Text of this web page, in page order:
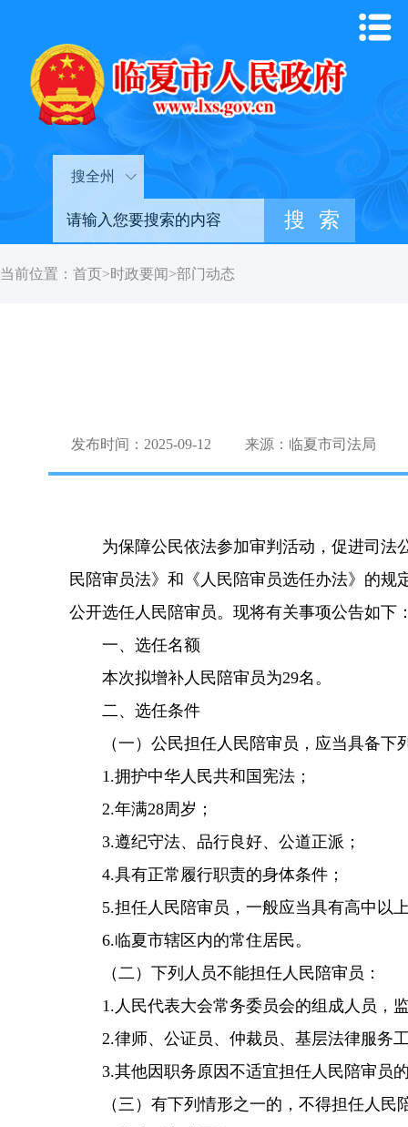
搜全州
当前位置： 首页>时政要闻 >部门动态
发布时间：2025-09-12 来源：临夏市司法局
为保障公民依法参加审判活动，促进司法
民陪审员法》和《人民陪审员选任办法》的
公开选任人民陪审员。现将有关事项公告如下
一、选任名额
本次拟增补人民陪审员为29名。
二、选任条件
（一）公民担任人民陪审员，应当具备下
1.拥护中华人民共和国宪法；
2.年满28周岁；
3.遵纪守法、品行良好、公道正派；
4.具有正常履行职责的身体条件；
5.担任人民陪审员，一般应当具有高中以
6.临夏市辖区内的常住居民。
（二）下列人员不能担任人民陪审员：
1.人民代表大会常务委员会的组成人员，
2.律师、公证员、仲裁员、基层法律服务
3.其他因职务原因不适宜担任人民陪审员
（三）有下列情形之一的，不得担任人民